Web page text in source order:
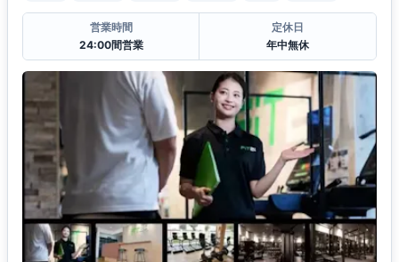
営業時間
24:00間営業
定休日
年中無休